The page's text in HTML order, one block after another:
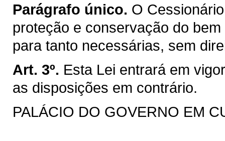
Parágrafo único. O
proteção e conservação do
para tanto necessárias, sem
Art. 3º. Esta Lei entrará em
as disposições em contrário.
PALÁCIO DO GOVERNO EM